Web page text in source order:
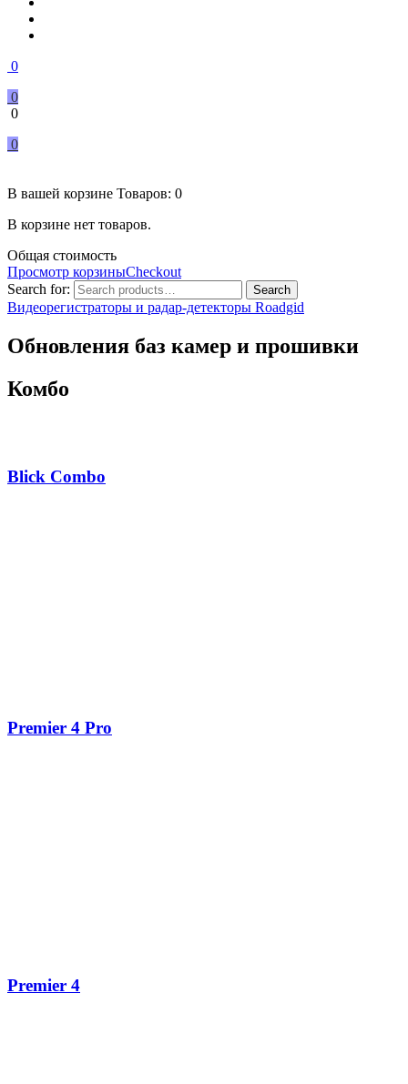
0
0
0
0
В вашей корзине Товаров: 0
В корзине нет товаров.
Общая стоимость
Просмотр корзиныCheckout
Search for:
Search
Видеорегистраторы и радар-детекторы Roadgid
Обновления баз камер и прошивки
Комбо
Blick Combo
Premier 4 Pro
Premier 4